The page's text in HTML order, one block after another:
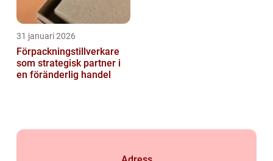
31 januari 2026
Förpackningstillverkare
som strategisk partner i
en föränderlig handel